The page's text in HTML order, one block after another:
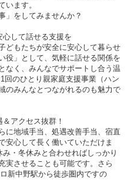
います。
」をしてみませんか？
して話せる支援を
どもたちが安全に安心して暮らせ
役」として、気軽に話せる関係を
なく、みんなでサポートし合う温
回のひとり親家庭支援事業（ハン
のみんなとつながれるのも魅力で
アクセス抜群！
に地域手当、処遇改善手当、宿直
安心して長く働いていただけま
・冬休みと合わせればしっかり
実させることも可能です。さら
新中野駅から徒歩圏内ですの